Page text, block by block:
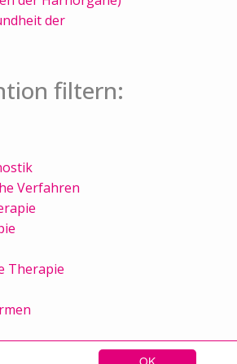
OK
der
filtern:
Verfahren
Therapie